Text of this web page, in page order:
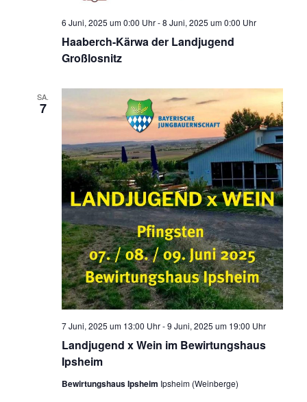
Haaberch-Kärwa der Landjugend
Großlosnitz
6 Juni, 2025 um 0:00 Uhr-8 Juni, 2025 um 0:00 Uhr
SA.
7
Landjugend x Wein im Bewirtungshaus
Ipsheim
7 Juni, 2025 um 13:00 Uhr-9 Juni, 2025 um 19:00 Uhr
Bewirtungshaus Ipsheim Ipsheim (Weinberge)